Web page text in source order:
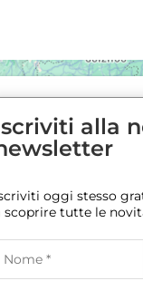
to load the
service!
to embed map
about your activity.
accept the service
alla
oggi stesso
scoprire tutte le